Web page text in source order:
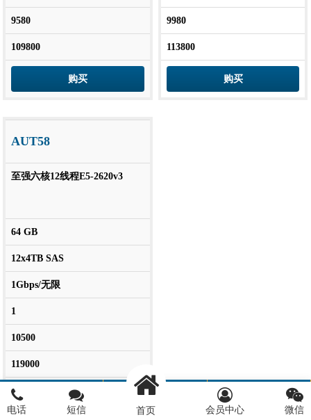
9580
109800
购买
9980
113800
购买
AUT58
至强六核12线程E5-2620v3
64 GB
12x4TB SAS
1Gbps/无限
1
10500
119000
购买
电话
短信 首页 会员中心 微信
联系我们